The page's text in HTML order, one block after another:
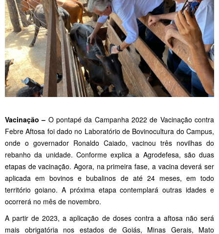
Vacinação – O pontapé da Campanha 2022 de Vacinação contra
Febre Aftosa foi dado no Laboratório de Bovinocultura do Campus,
onde o governador Ronaldo Caiado, vacinou três novilhas do
rebanho da unidade. Conforme explica a Agrodefesa, são duas
etapas de vacinação. Agora, na primeira fase, a vacina deverá ser
aplicada em bovinos e bubalinos de até 24 meses, em todo
território goiano. A próxima etapa contemplará outras idades e
ocorrerá no mês de novembro.
A partir de 2023, a aplicação de doses contra a aftosa não será
mais obrigatória nos estados de Goiás, Minas Gerais, Mato